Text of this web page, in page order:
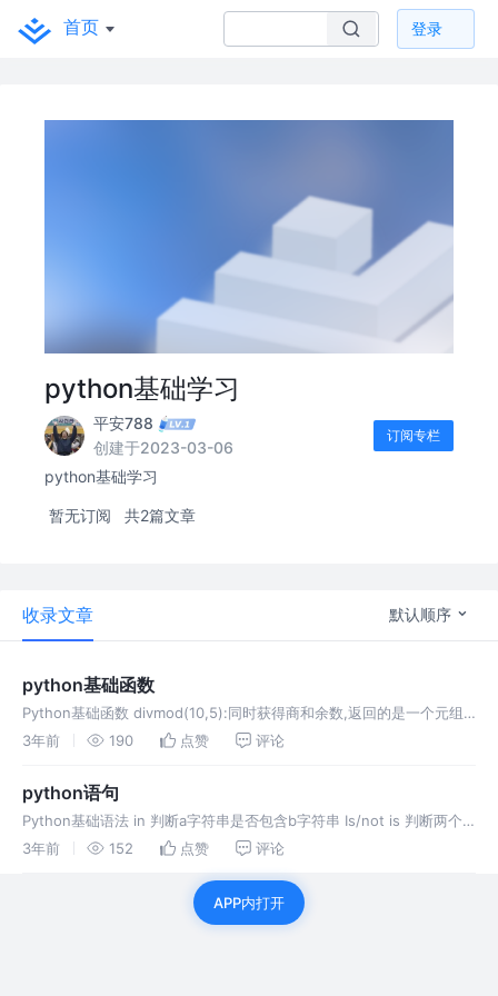
首页 登录
python基础学习
平安788
创建于2023-03-06
订阅专栏
python基础学习
暂无订阅 共2篇文章
收录文章 默认顺序
python基础函数
Python基础函数 divmod(10,5):同时获得商和余数,返回的是一个元组
运算符优先级： ![image-20230301074924479]
3年前 190 点赞 评论
python语句
Python基础语法 in 判断a字符串是否包含b字符串 Is/not is 判断两个
对象的指向地址是否相同 控制语句 流程控制语句是代码的组织方式，
3年前 152 点赞 评论
APP内打开